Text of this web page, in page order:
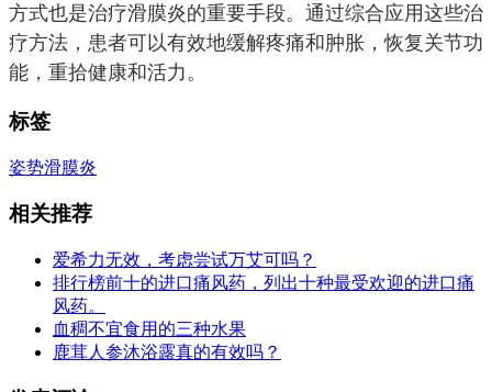
方式也是治疗滑膜炎的重要手段。通过综合应用这些治
疗方法，患者可以有效地缓解疼痛和肿胀，恢复关节功
能，重拾健康和活力。
标签
姿势滑膜炎
相关推荐
爱希力无效，考虑尝试万艾可吗？
排行榜前十的进口痛风药，列出十种最受欢迎的进口痛
风药。
血稠不宜食用的三种水果
鹿茸人参沐浴露真的有效吗？